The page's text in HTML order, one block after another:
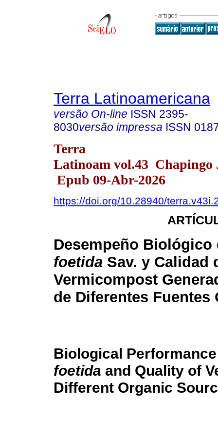
Terra Latinoamericana
versão On-line ISSN 2395-
8030versão impressa ISSN
Terra
Latinoam vol.43 Chapingo
Epub 09-Abr-2026
https://doi.org/10.28940/
Desempeño
foetida Sav. y Calidad
Vermicompost
de Diferentes Fuentes
Biological
foetida and Quality of
Different Organic